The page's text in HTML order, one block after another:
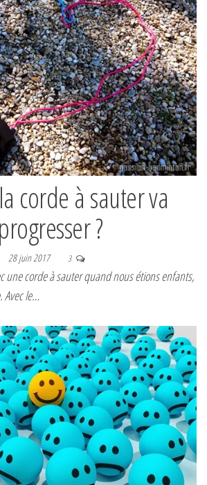
corde à sauter va
?
28 juin 2017 3
une corde à sauter quand nous étions enfants,
Avec le…